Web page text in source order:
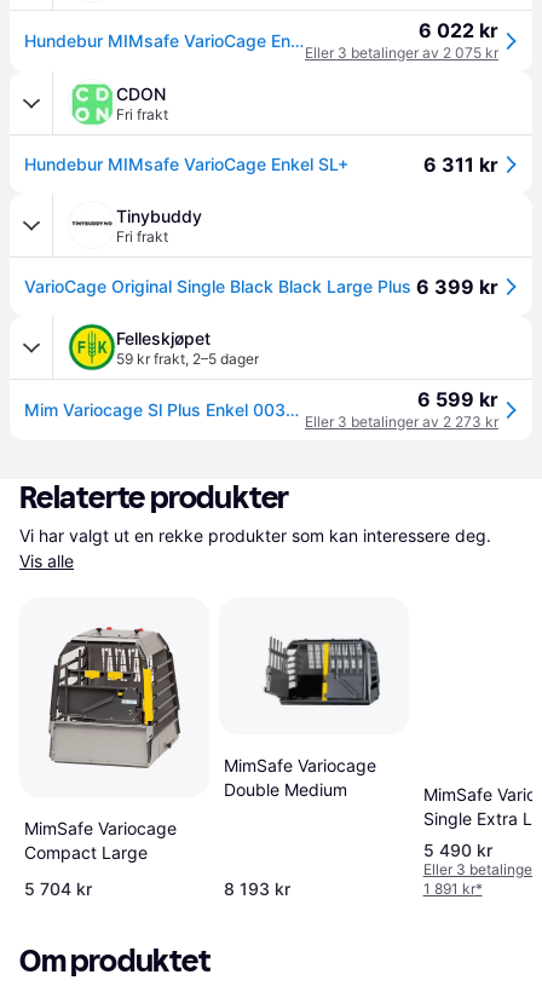
Hundebur MIMsafe VarioCage Enkel SL+ 6 022 kr
Eller 3 betalinger av 2 075 kr
CDON
Fri frakt
Hundebur MIMsafe VarioCage Enkel SL+ 6 311 kr
Tinybuddy
Fri frakt
VarioCage Original Single Black Black Large Plus 6 399 kr
Felleskjøpet
59 kr frakt, 2–5 dager
Mim Variocage Sl Plus Enkel 00379 6 599 kr
Eller 3 betalinger av 2 273 kr
Relaterte produkter
Vis alle
MimSafe Variocage
Compact Large
5 704 kr
MimSafe Variocage
Double Medium
8 193 kr
MimSafe
Single Extra
5 490 kr
Eller 3 betalinger
1 891 kr*
Om produktet